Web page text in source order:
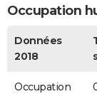
Occupation
Données
2018
Occupation